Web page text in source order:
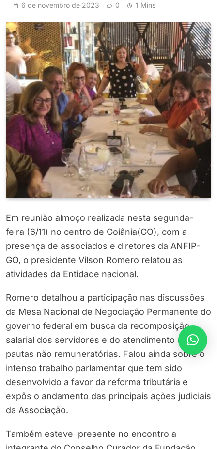
6 de novembro de 2023 0 1 Mins
Em reunião almoço realizada nesta segunda-
feira (6/11) no centro de Goiânia(GO), com a
presença de associados e diretores da ANFIP-
GO, o presidente Vilson Romero relatou as
atividades da Entidade nacional.
Romero detalhou a participação nas discussões
da Mesa Nacional de Negociação Permanente do
governo federal em busca da recomposição
salarial dos servidores e do atendimento de
pautas não remuneratórias. Falou ainda sobre o
intenso trabalho parlamentar que tem sido
desenvolvido a favor da reforma tributária e
expôs o andamento das principais ações judiciais
da Associação.
Também esteve presente no encontro a